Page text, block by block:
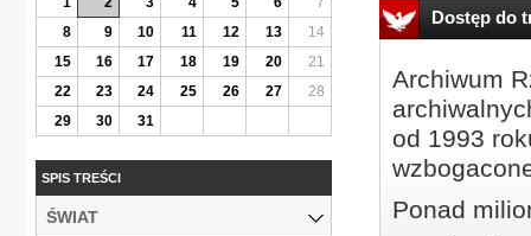
Dostęp do
Archiwum
od 1993
Ponad
8
9 10 11 12 13
14
15
16 17 18 19 20
21
22
23 24 25 26 27
28
29
30 31
SPIS TREŚCI
ŚWIAT